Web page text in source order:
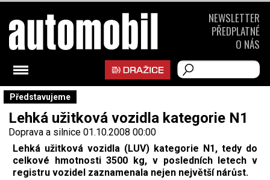
Představujeme
Lehká užitková vozidla kategorie N1
Doprava a silnice 01.10.2008 00:00
Lehká užitková vozidla (LUV) kategorie N1, tedy do
celkové hmotnosti 3500 kg, v posledních letech v
registru vozidel zaznamenala nejen největší nárůst.
NEWSLETTER
PŘEDPLATNÉ
O NÁS